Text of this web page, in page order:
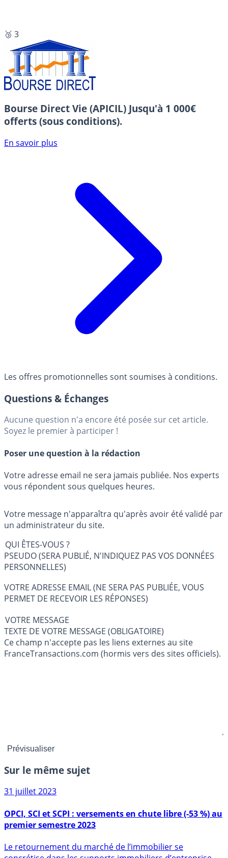
🥉 3
Bourse Direct Vie (APICIL) Jusqu'à 1 000€
offerts (sous conditions).
En savoir plus
Les offres promotionnelles sont soumises à conditions.
Questions & Échanges
Aucune question n'a encore été posée sur cet article.
Soyez le premier à participer !
Poser une question à la rédaction
Votre adresse email ne sera jamais publiée. Nos experts
vous répondent sous quelques heures.
Votre message n'apparaîtra qu'après avoir été validé par
un administrateur du site.
QUI ÊTES-VOUS ?
PSEUDO (SERA PUBLIÉ, N'INDIQUEZ PAS VOS DONNÉES
PERSONNELLES)
VOTRE ADRESSE EMAIL (NE SERA PAS PUBLIÉE, VOUS
PERMET DE RECEVOIR LES RÉPONSES)
VOTRE MESSAGE
TEXTE DE VOTRE MESSAGE (OBLIGATOIRE)
Ce champ n'accepte pas les liens externes au site
FranceTransactions.com (hormis vers des sites officiels).
Sur le même sujet
31 juillet 2023
OPCI, SCI et SCPI : versements en chute libre (-53 %) au
premier semestre 2023